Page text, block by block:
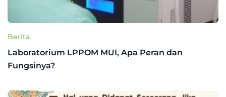
Berita
Laboratorium LPPOM MUI, Apa Peran dan
Fungsinya?